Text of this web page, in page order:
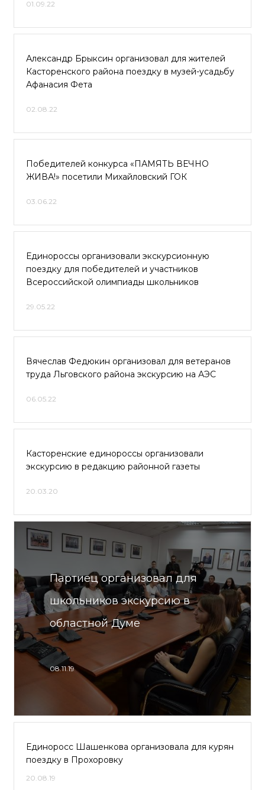
01.09.22
Александр Брыксин организовал для жителей
Касторенского района поездку в музей-усадьбу
Афанасия Фета
02.08.22
Победителей конкурса «ПАМЯТЬ ВЕЧНО
ЖИВА!» посетили Михайловский ГОК
03.06.22
Единороссы организовали экскурсионную
поездку для победителей и участников
Всероссийской олимпиады школьников
29.05.22
Вячеслав Федюкин организовал для ветеранов
труда Льговского района экскурсию на АЭС
06.05.22
Касторенские единороссы организовали
экскурсию в редакцию районной газеты
20.03.20
Партиец организовал для
школьников экскурсию в
областной Думе
08.11.19
Единоросс Шашенкова организовала для курян
поездку в Прохоровку
20.08.19